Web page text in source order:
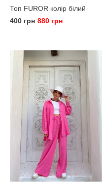
Топ FUROR колір білий
400 грн 880 грн